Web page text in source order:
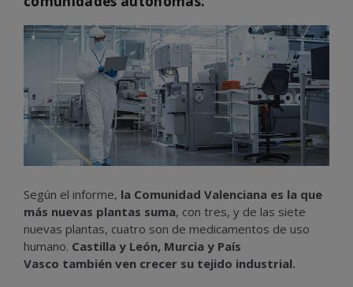
Según el informe, la Comunidad Valenciana es la que
más nuevas plantas suma, con tres, y de las siete
nuevas plantas, cuatro son de medicamentos de uso
humano. Castilla y León, Murcia y País
Vasco también ven crecer su tejido industrial.